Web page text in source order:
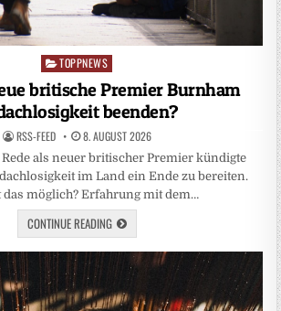
Posted
in
TOPPNEWS
britische Premier Burnham
beenden?
RSS-FEED 8. AUGUST 2026
als neuer britischer Premier kündigte
im Land ein Ende zu bereiten.
das möglich? Erfahrung mit dem…
CONTINUE READING